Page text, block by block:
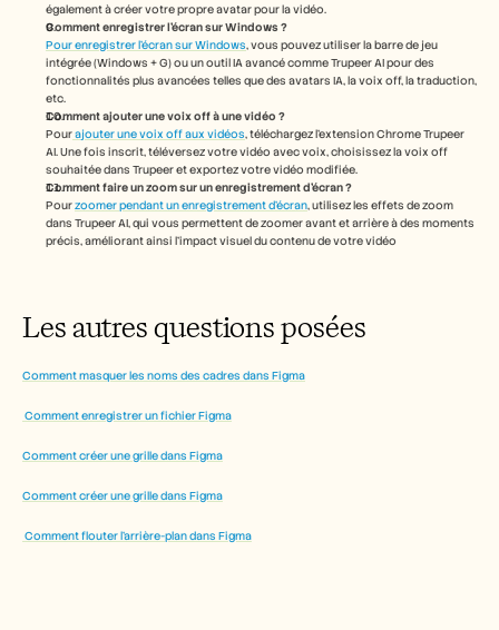
également à créer votre propre avatar pour la vidéo.
Comment enregistrer l'écran sur Windows ?
Pour enregistrer l'écran sur Windows, vous pouvez utiliser la barre de jeu
intégrée (Windows + G) ou un outil IA avancé comme Trupeer AI pour des
fonctionnalités plus avancées telles que des avatars IA, la voix off, la traduction,
etc.
Comment ajouter une voix off à une vidéo ?
Pour ajouter une voix off aux vidéos, téléchargez l'extension Chrome Trupeer
AI. Une fois inscrit, téléversez votre vidéo avec voix, choisissez la voix off
souhaitée dans Trupeer et exportez votre vidéo modifiée.
Comment faire un zoom sur un enregistrement d'écran ?
Pour zoomer pendant un enregistrement d'écran, utilisez les effets de zoom
dans Trupeer AI, qui vous permettent de zoomer avant et arrière à des moments
précis, améliorant ainsi l'impact visuel du contenu de votre vidéo
Les autres questions posées
Comment masquer les noms des cadres dans Figma
Comment enregistrer un fichier Figma
Comment créer une grille dans Figma
Comment créer une grille dans Figma
Comment flouter l’arrière-plan dans Figma